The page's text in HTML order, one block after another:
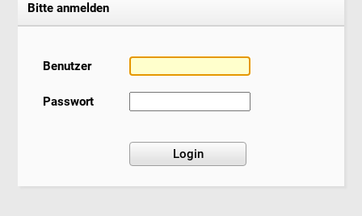
Bitte anmelden
Benutzer
Passwort